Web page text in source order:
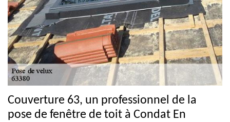
Couverture 63, un professionnel de la
pose de fenêtre de toit à Condat En